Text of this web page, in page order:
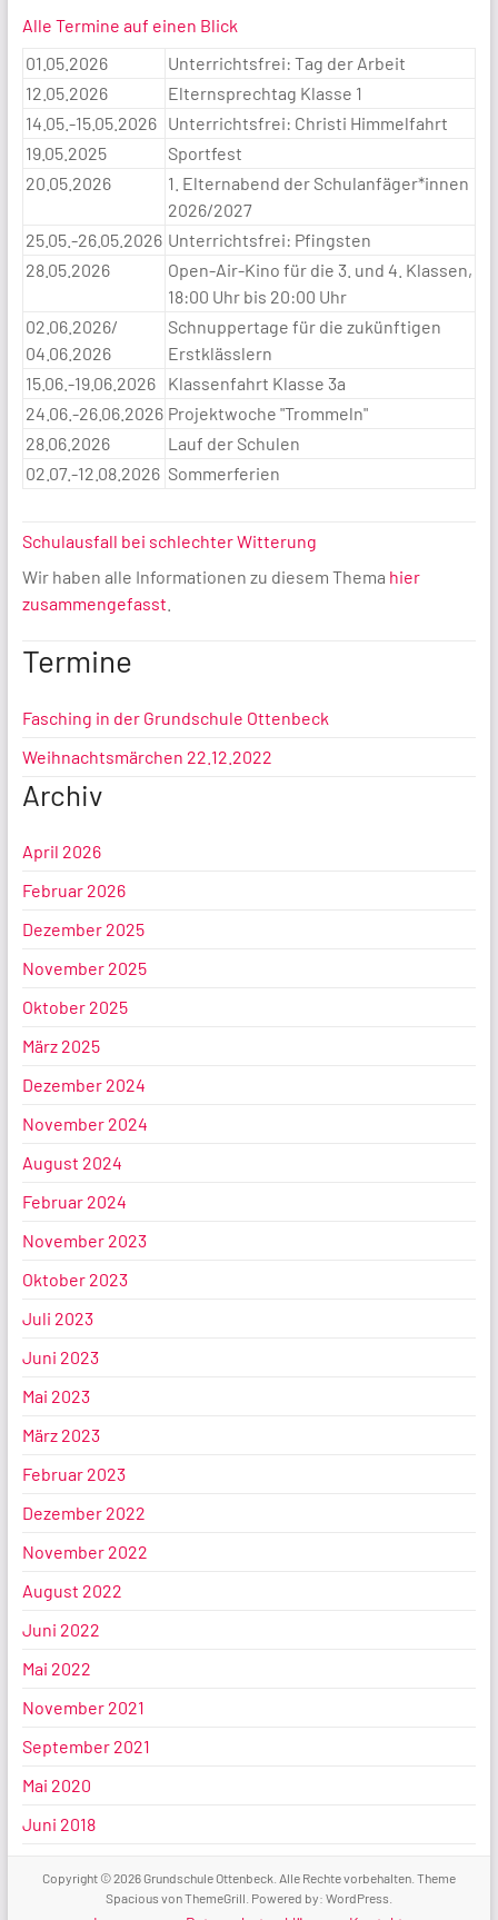
Alle Termine auf einen Blick
01.05.2026
Unterrichtsfrei: Tag der Arbeit
12.05.2026
Elternsprechtag Klasse 1
14.05.-15.05.2026 Unterrichtsfrei: Christi Himmelfahrt
19.05.2025
Sportfest
20.05.2026
1. Elternabend der Schulanfäger*innen
2026/2027
25.05.-26.05.2026 Unterrichtsfrei: Pfingsten
28.05.2026
Open-Air-Kino für die 3. und 4. Klassen,
18:00 Uhr bis 20:00 Uhr
02.06.2026/
04.06.2026
Schnuppertage für die zukünftigen
Erstklässlern
15.06.-19.06.2026
Klassenfahrt Klasse 3a
24.06.-26.06.2026 Projektwoche "Trommeln"
28.06.2026
Lauf der Schulen
02.07.-12.08.2026 Sommerferien
Schulausfall bei schlechter Witterung
Wir haben alle Informationen zu diesem Thema hier
zusammengefasst
Termine
Fasching in der Grundschule Ottenbeck
Weihnachtsmärchen 22.12.2022
Archiv
April 2026
Februar 2026
Dezember 2025
November 2025
Oktober 2025
März 2025
Dezember 2024
November 2024
August 2024
Februar 2024
November 2023
Oktober 2023
Juli 2023
Juni 2023
Mai 2023
März 2023
Februar 2023
Dezember 2022
November 2022
August 2022
Juni 2022
Mai 2022
November 2021
September 2021
Mai 2020
Juni 2018
Copyright © 2026 Grundschule Ottenbeck . Alle Rechte vorbehalten. Theme
Spacious von ThemeGrill. Powered by: WordPress